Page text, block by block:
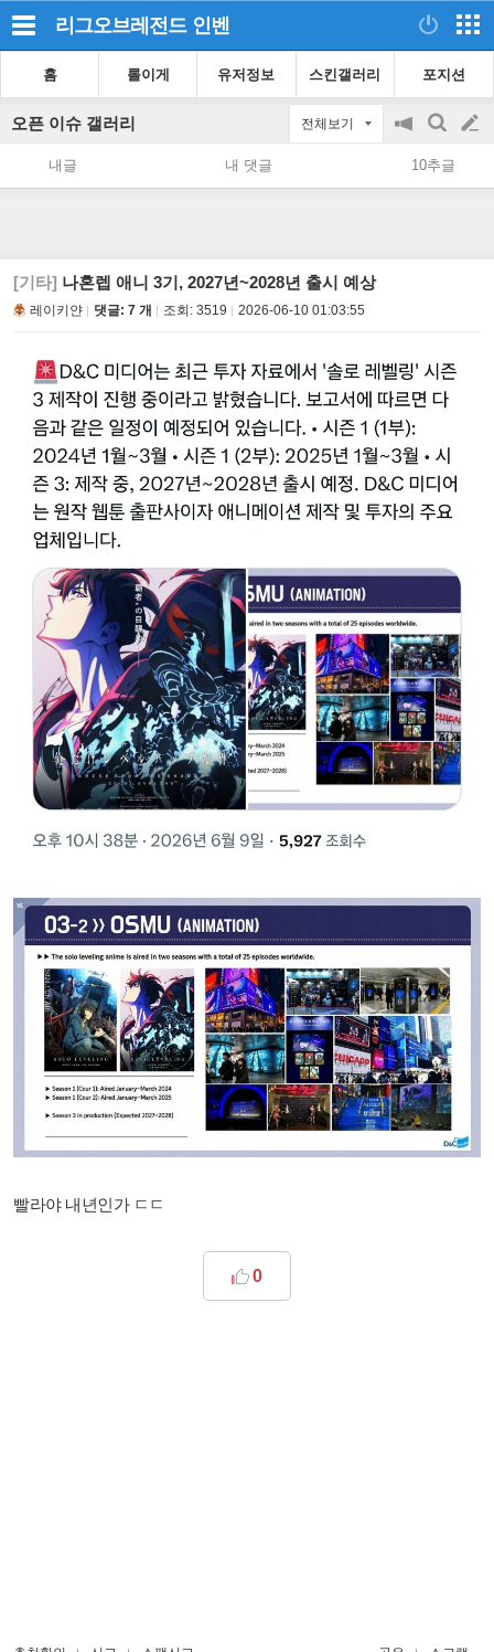
리그오브레전드 인벤
홈 롤이게 유저정보 스킨갤러리 포지션
오픈 이슈 갤러리 전체보기
공
지
on/off
검
색
글
쓰
내글 내 댓글 10추글
[기타] 나혼렙 애니 3기, 2027년~2028년 출시 예상
레이키얀 댓글: 7 개 조회: 3519 2026-06-10 01:03:55
빨라야 내년인가 ㄷㄷ
0